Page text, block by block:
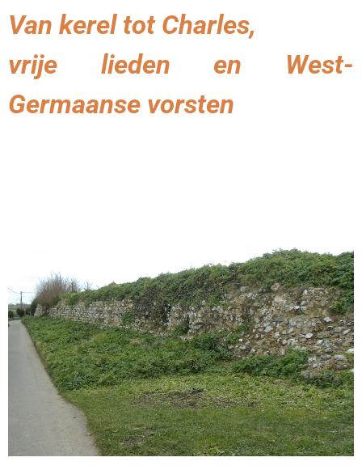
Van kerel tot Charles,
vrije lieden en West-
Germaanse vorsten